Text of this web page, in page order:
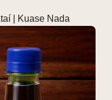
| Kuase Nada